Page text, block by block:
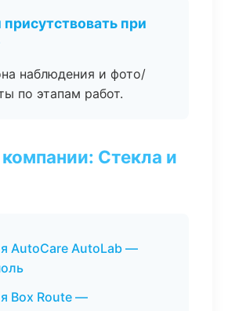
при
наблюдения и фото/
по этапам работ.
Стекла и
AutoCare AutoLab —
Box Route —